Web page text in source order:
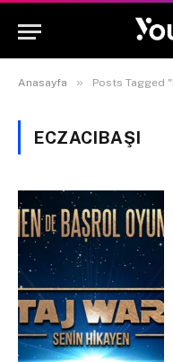
Anasayfa » Posts Tagged
ECZACIBAŞI